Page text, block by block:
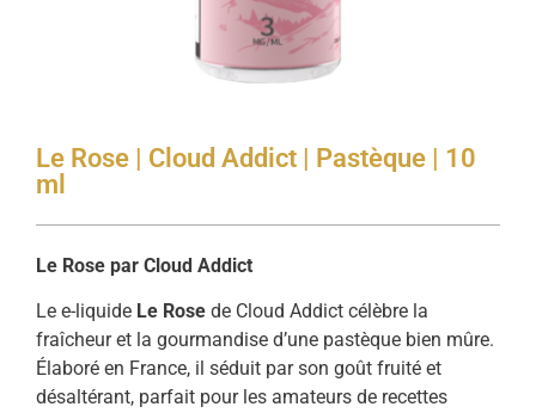
Le Rose | Cloud Addict | Pastèque | 10
ml
Le Rose par Cloud Addict
Le e-liquide Le Rose de Cloud Addict célèbre la
fraîcheur et la gourmandise d’une pastèque bien mûre.
Élaboré en France, il séduit par son goût fruité et
désaltérant, parfait pour les amateurs de recettes